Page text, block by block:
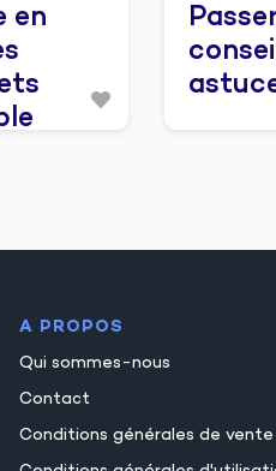
en
A PROPOS
Qui sommes-nous
Contact
Conditions générales de vente